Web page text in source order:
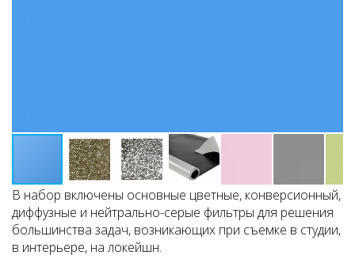
В набор включены основные цветные, конверсионный,
диффузные и нейтрально-серые фильтры для решения
большинства задач, возникающих при съемке в студии,
в интерьере, на локейшн.